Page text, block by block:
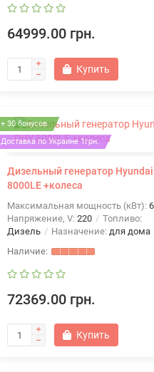
64999.00 грн.
Купить
+ 30 бонусов
Доставка по Украине 1грн.
Дизельный генератор Hyundai
8000LE +колеса
Максимальная мощность (кВт):
Напряжение, V: 220
Топливо:
Дизель
Назначение: для дома
72369.00 грн.
Купить